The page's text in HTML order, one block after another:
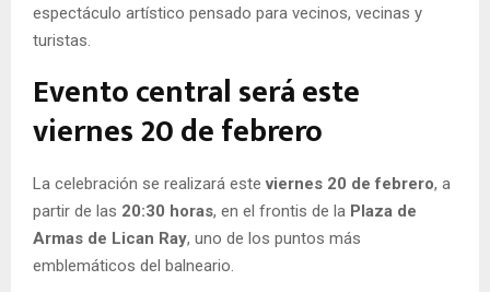
espectáculo artístico pensado para vecinos, vecinas y
turistas.
Evento central será este
viernes 20 de febrero
La celebración se realizará esteviernes 20 de febrero, a
partir de las 20:30 horas, en el frontis de la Plaza de
Armas de Lican Ray, uno de los puntos más
emblemáticos del balneario.